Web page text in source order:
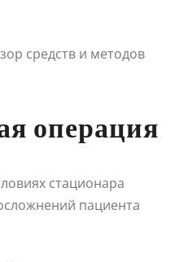
операция
стационара
пациента